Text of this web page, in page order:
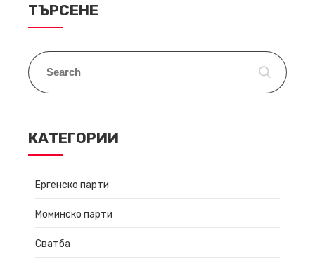
ТЪРСЕНЕ
КАТЕГОРИИ
Ергенско парти
Моминско парти
Сватба